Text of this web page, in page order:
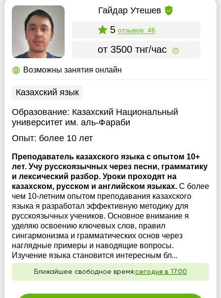
Гайдар Утешев
5 отзывов: 46
от 3500 тнг/час
Возможны занятия онлайн
Казахский язык
Образование: Казахский Национальный
университет им. аль-Фараби
Опыт: более 10 лет
Преподаватель казахского языка с опытом 10+
лет. Учу русскоязычных через песни, грамматику
и лексический разбор. Уроки проходят на
казахском, русском и английском языках. С более
чем 10-летним опытом преподавания казахского
языка я разработал эффективную методику для
русскоязычных учеников. Основное внимание я
уделяю освоению ключевых слов, правил
сингармонизма и грамматических основ через
наглядные примеры и наводящие вопросы.
Изучение языка становится интересным бл...
Ближайшее свободное время:сегодня в 17:00